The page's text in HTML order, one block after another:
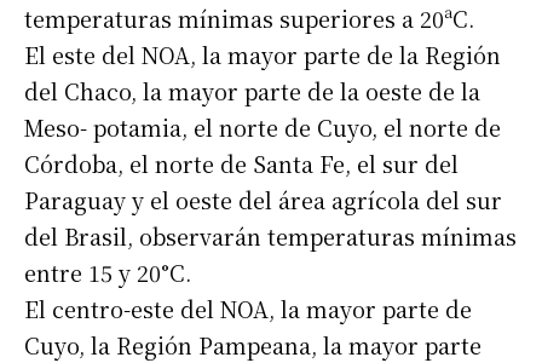
temperaturas mínimas superiores a 20ªC.
El este del NOA, la mayor parte de la Región
del Chaco, la mayor parte de la oeste de la
Meso- potamia, el norte de Cuyo, el norte de
Córdoba, el norte de Santa Fe, el sur del
Paraguay y el oeste del área agrícola del sur
del Brasil, observarán temperaturas mínimas
entre 15 y 20°C.
El centro-este del NOA, la mayor parte de
Cuyo, la Región Pampeana, la mayor parte